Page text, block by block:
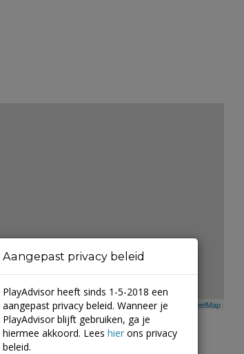
Leaflet | ©Mapbox © OpenStreetMap
Aangepast privacy beleid
PlayAdvisor heeft sinds 1-5-2018 een
aangepast privacy beleid. Wanneer je
PlayAdvisor blijft gebruiken, ga je
hiermee akkoord. Lees hier ons privacy
beleid.